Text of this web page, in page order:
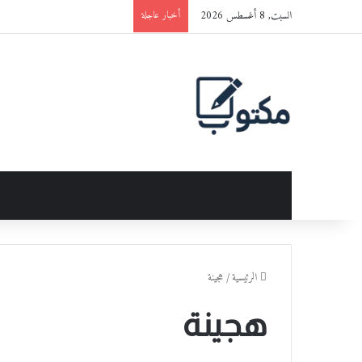
السبت, 8 أغسطس 2026 أخبار عاجلة
الرئيسية/هجينة
هجينة